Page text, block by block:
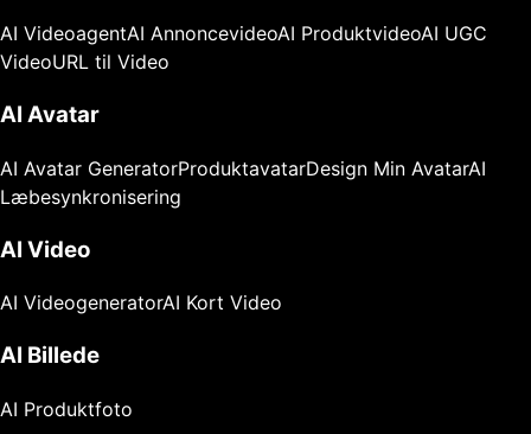
AI VideoagentAI AnnoncevideoAI ProduktvideoAI UGC
VideoURL til Video
AI Avatar
AI Avatar GeneratorProduktavatarDesign Min AvatarAI
Læbesynkronisering
AI Video
AI VideogeneratorAI Kort Video
AI Billede
AI Produktfoto